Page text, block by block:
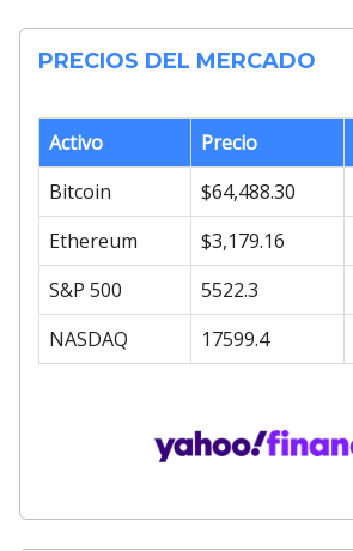
PRECIOS DEL MERCADO
Activo Precio
Bitcoin
$64,488.30
Ethereum
$3,179.16
S&P 500
5522.3
NASDAQ
17599.4